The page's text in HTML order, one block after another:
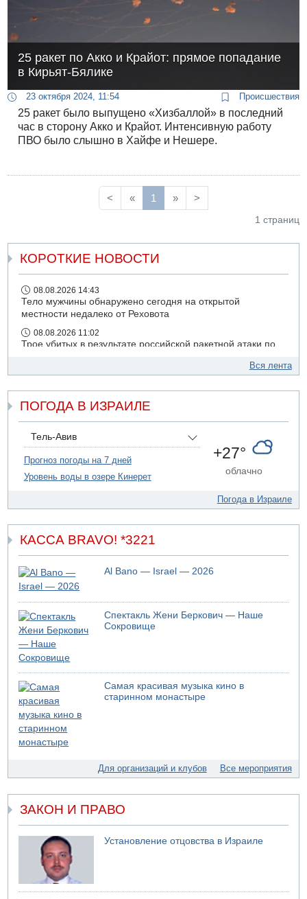
25 ракет по Акко и Крайот: прямое попадание
в Кирьят-Бялике
23 октября 2024, 11:54 Происшествия
25 ракет было выпущено «Хизбаллой» в последний
час в сторону Акко и Крайот. Интенсивную работу
ПВО было слышно в Хайфе и Нешере.
< « 1 » >
1 страниц
КОРОТКИЕ НОВОСТИ
08.08.2026 14:43
Тело мужчины обнаружено сегодня на открытой
местности недалеко от Реховота
08.08.2026 11:02
Трое убитых в результате российской ракетной атаки по
07.08.2026 20:43
07.08.2026 20:41
07.08.2026 19:16
ДТП в Ашдоде: тяжело ранены двое маленьких детей
07.08.2026 19:14
Вся лента
ПОГОДА В ИЗРАИЛЕ
Тель-Авив
Прогноз погоды на 7 дней
Уровень воды в озере Кинерет
+27°
облачно
Погода в Израиле
КАССА BRAVO! *3221
Al Bano — Israel — 2026
Спектакль Жени Беркович — Наше
Сокровище
Самая красивая музыка кино в
старинном монастыре
Для организаций и клубов Все мероприятия
ЗАКОН И ПРАВО
Установление отцовства в Израиле